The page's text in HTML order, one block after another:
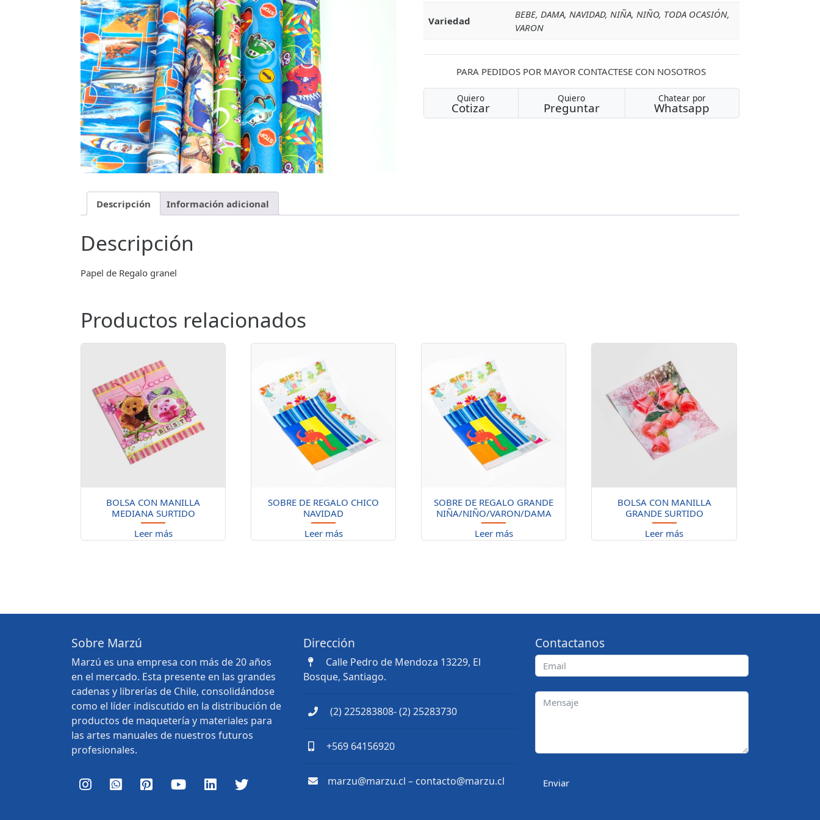
Variedad
BEBE, DAMA, NAVIDAD, NIÑA, NIÑO, TODA OCASIÓN,
VARON
PARA PEDIDOS POR MAYOR CONTACTESE CON NOSOTROS
Quiero
Cotizar
Quiero
Preguntar
Chatear por
Whatsapp
Descripción Información adicional
Descripción
Papel de Regalo granel
Productos relacionados
BOLSA CON MANILLA
MEDIANA SURTIDO
Leer más
SOBRE DE REGALO CHICO
NAVIDAD
Leer más
SOBRE DE REGALO GRANDE
NIÑA/NIÑO/VARON/DAMA
Leer más
BOLSA CON MANILLA
GRANDE SURTIDO
Leer más
Sobre Marzú
Marzú es una empresa con más de 20 años
en el mercado. Esta presente en las grandes
cadenas y librerías de Chile, consolidándose
como el líder indiscutido en la distribución de
productos de maquetería y materiales para
las artes manuales de nuestros futuros
profesionales.
Dirección
Calle Pedro de Mendoza 13229, El
Bosque, Santiago.
(2) 225283808- (2) 25283730
+569 64156920
marzu@marzu.cl – contacto@marzu.cl
Contactanos